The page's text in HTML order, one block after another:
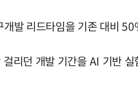
발 리드타임을 기존 대비
리던 개발 기간을 AI 기반